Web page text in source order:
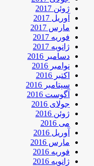
ژوئن 2017
آوریل 2017
مارس 2017
فوریه 2017
ژانویه 2017
دسامبر 2016
نوامبر 2016
اکتبر 2016
سپتامبر 2016
آگوست 2016
جولای 2016
ژوئن 2016
می 2016
آوریل 2016
مارس 2016
فوریه 2016
ژانویه 2016